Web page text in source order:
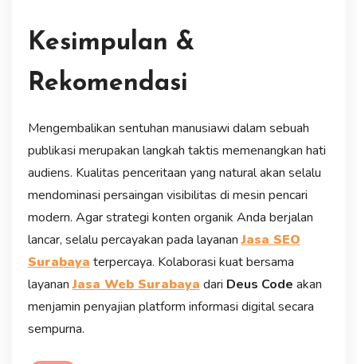
Kesimpulan &
Rekomendasi
Mengembalikan sentuhan manusiawi dalam sebuah
publikasi merupakan langkah taktis memenangkan hati
audiens. Kualitas penceritaan yang natural akan selalu
mendominasi persaingan visibilitas di mesin pencari
modern. Agar strategi konten organik Anda berjalan
lancar, selalu percayakan pada layananJasa SEO
Surabaya terpercaya. Kolaborasi kuat bersama
layananJasa Web Surabaya dari Deus Code akan
menjamin penyajian platform informasi digital secara
sempurna.